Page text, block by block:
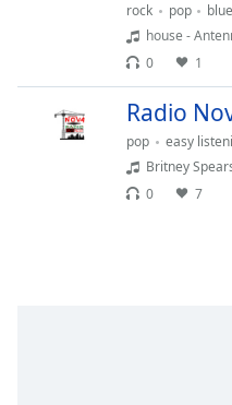
Opacity
rock pop
house -
0
1
Radio
pop easy
Britney
0
7